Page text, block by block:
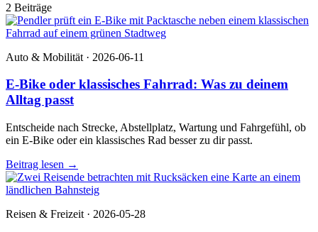
2 Beiträge
Auto & Mobilität · 2026-06-11
E-Bike oder klassisches Fahrrad: Was zu deinem
Alltag passt
Entscheide nach Strecke, Abstellplatz, Wartung und Fahrgefühl, ob
ein E-Bike oder ein klassisches Rad besser zu dir passt.
Beitrag lesen →
Reisen & Freizeit · 2026-05-28